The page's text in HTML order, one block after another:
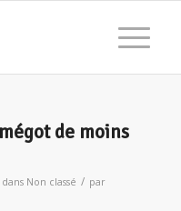
de moins
dans Non classé / par